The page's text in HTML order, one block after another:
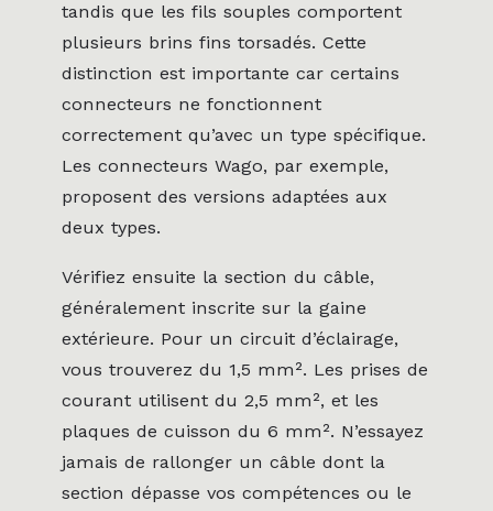
tandis que les fils souples comportent
plusieurs brins fins torsadés. Cette
distinction est importante car certains
connecteurs ne fonctionnent
correctement qu’avec un type spécifique.
Les connecteurs Wago, par exemple,
proposent des versions adaptées aux
deux types.
Vérifiez ensuite la section du câble,
généralement inscrite sur la gaine
extérieure. Pour un circuit d’éclairage,
vous trouverez du 1,5 mm². Les prises de
courant utilisent du 2,5 mm², et les
plaques de cuisson du 6 mm². N’essayez
jamais de rallonger un câble dont la
section dépasse vos compétences ou le